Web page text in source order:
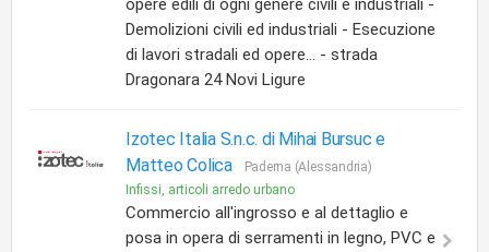
opere edili di ogni genere civili e industriali -
Demolizioni civili ed industriali - Esecuzione
di lavori stradali ed opere... - strada
Dragonara 24 Novi Ligure
Izotec Italia S.n.c. di Mihai Bursuc e
Matteo Colica
Paderna (Alessandria)
Infissi, articoli arredo urbano
Commercio all'ingrosso e al dettaglio e
posa in opera di serramenti in legno, PVC e